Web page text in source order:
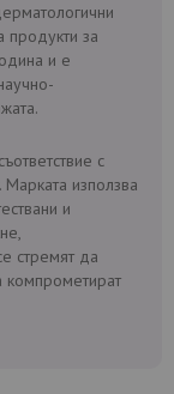
продукти за
и е
с
Марката използва
и
стремят да
компрометират